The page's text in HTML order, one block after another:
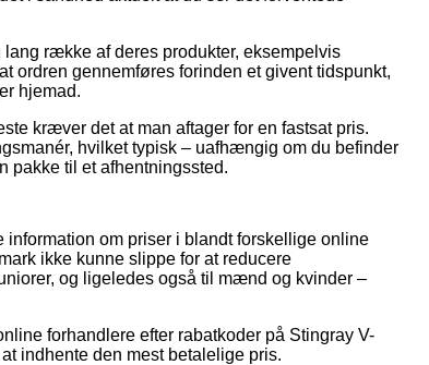
række af deres produkter, eksempelvis
ordren gennemføres forinden et givent tidspunkt,
hjemad.
kræver det at man aftager for en fastsat pris.
hvilket typisk – uafhængig om du befinder
til et afhentningssted.
om priser i blandt forskellige online
ikke kunne slippe for at reducere
og ligeledes også til mænd og kvinder –
forhandlere efter rabatkoder på Stingray V-
indhente den mest betalelige pris.